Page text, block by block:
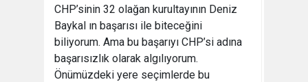
CHP’sinin 32 olağan kurultayının Deniz
Baykal ın başarısı ile biteceğini
biliyorum. Ama bu başarıyı CHP’si adına
başarısızlık olarak algılıyorum.
Önümüzdeki yere seçimlerde bu